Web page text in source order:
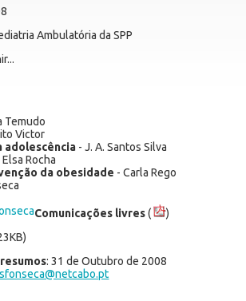
Ambulatória da SPP
Temudo
Victor
adolescência - J. A. Santos Silva
Elsa Rocha
da obesidade - Carla Rego
Comunicações livres(
)
: 31 de Outubro de 2008